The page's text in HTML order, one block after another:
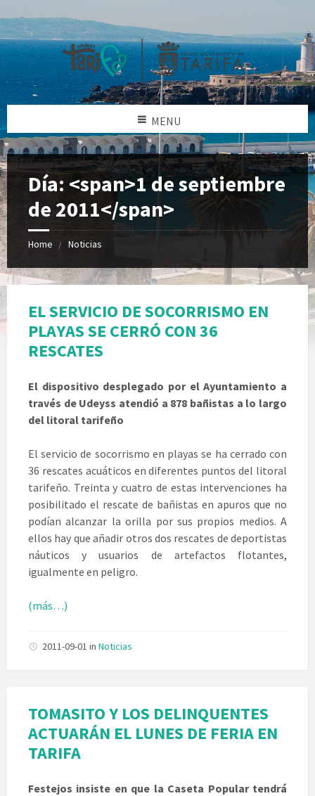
MENU
Día: <span>1 de septiembre
de 2011</span>
Home Noticias
EL SERVICIO DE SOCORRISMO EN
PLAYAS SE CERRÓ CON 36
RESCATES
El dispositivo desplegado por el Ayuntamiento a
través de Udeyss atendió a 878 bañistas a lo largo
del litoral tarifeño
El servicio de socorrismo en playas se ha cerrado con
36 rescates acuáticos en diferentes puntos del litoral
tarifeño. Treinta y cuatro de estas intervenciones ha
posibilitado el rescate de bañistas en apuros que no
podían alcanzar la orilla por sus propios medios. A
ellos hay que añadir otros dos rescates de deportistas
náuticos y usuarios de artefactos flotantes,
igualmente en peligro.
(más…)
2011-09-01 in Noticias
TOMASITO Y LOS DELINQUENTES
ACTUARÁN EL LUNES DE FERIA EN
TARIFA
Festejos insiste en que la Caseta Popular tendrá